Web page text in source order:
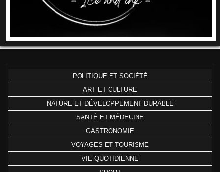
POLITIQUE ET SOCIÉTÉ
ART ET CULTURE
NATURE ET DÉVELOPPEMENT DURABLE
SANTÉ ET MÉDECINE
GASTRONOMIE
VOYAGES ET TOURISME
VIE QUOTIDIENNE